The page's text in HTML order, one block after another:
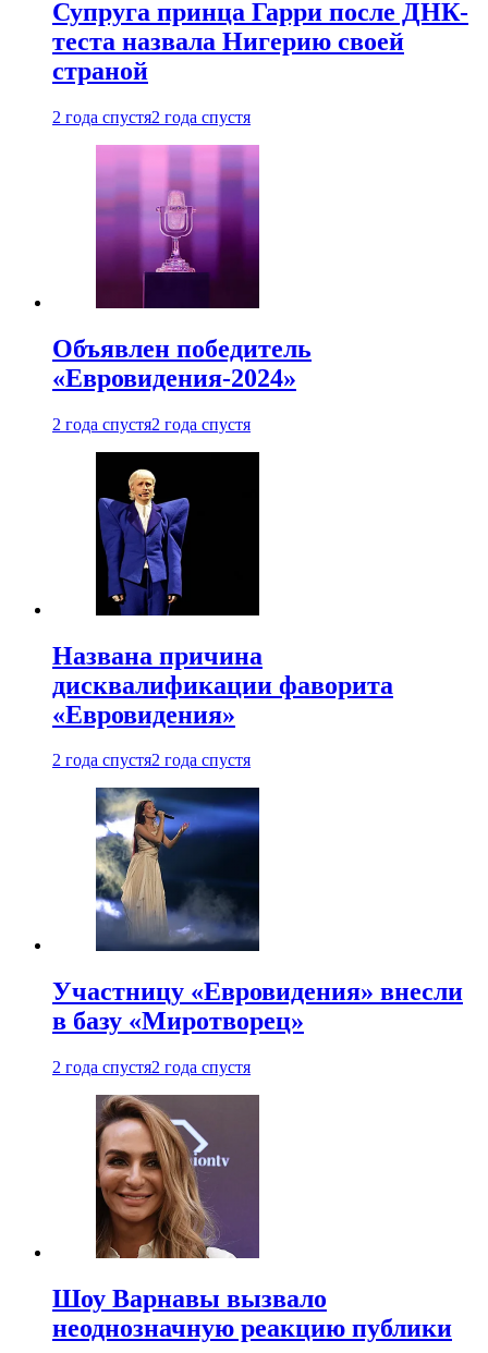
Супруга принца Гарри после ДНК-
теста назвала Нигерию своей
страной
2 года спустя2 года спустя
Объявлен победитель
«Евровидения-2024»
2 года спустя2 года спустя
Названа причина
дисквалификации фаворита
«Евровидения»
2 года спустя2 года спустя
Участницу «Евровидения» внесли
в базу «Миротворец»
2 года спустя2 года спустя
Шоу Варнавы вызвало
неоднозначную реакцию публики